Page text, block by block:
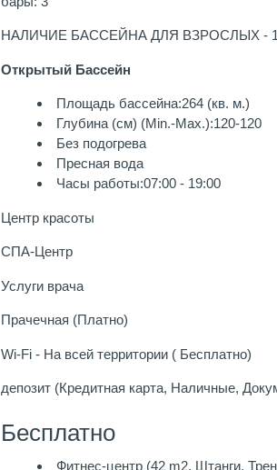
НАЛИЧИЕ БАССЕЙНА ДЛЯ ВЗРОСЛЫХ - 1
Открытый Бассейн
Площадь бассейна:264 (кв. м.)
Глубина (см) (Min.-Max.):120-120
Без подогрева
Пресная вода
Часы работы:07:00 - 19:00
Центр красоты
СПА-Центр
Услуги врача
Прачечная (Платно)
Wi-Fi - На всей территории ( Бесплатно)
депозит (Кредитная карта, Наличные,
Бесплатно
Фитнес-центр (42 m2, Штанги,